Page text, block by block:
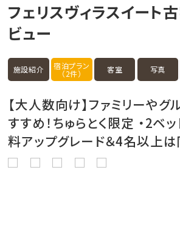
フェリスヴィラスイート
ビュー
施設紹介 宿泊プラン
（2件） 客室 写真
【大人数向け】ファミリーや
すすめ！ちゅらとく限定 ・2ベ
料アップグレード＆4名以上